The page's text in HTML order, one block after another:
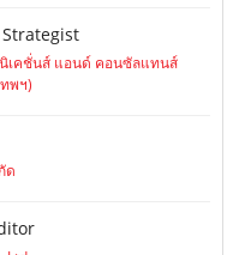
คชั่นส์ แอนด์ คอนซัลแทนส์
พฯ)
ด